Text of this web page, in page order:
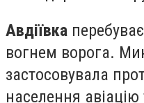
Авдіївка
вогнем ворога.
застосовувала
населення